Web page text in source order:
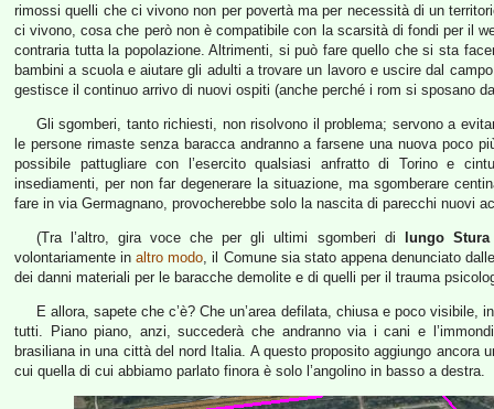
rimossi quelli che ci vivono non per povertà ma per necessità di un
ci vivono, cosa che però non è compatibile con la scarsità di fondi per il
contraria tutta la popolazione. Altrimenti, si può fare quello che si sta
bambini a scuola e aiutare gli adulti a trovare un lavoro e uscire dal
gestisce il continuo arrivo di nuovi ospiti (anche perché i rom si sposano
Gli sgomberi, tanto richiesti, non risolvono il problema; servono a
le persone rimaste senza baracca andranno a farsene una nuova poco
possibile pattugliare con l’esercito qualsiasi anfratto di Torino e
insediamenti, per non far degenerare la situazione, ma sgomberare
fare in via Germagnano, provocherebbe solo la nascita di parecchi nuovi
(Tra l’altro, gira voce che per gli ultimi sgomberi di
lungo
volontariamente inaltro modo, il Comune sia stato appena denunciato
dei danni materiali per le baracche demolite e di quelli per il trauma
E allora, sapete che c’è? Che un’area defilata, chiusa e poco
tutti. Piano piano, anzi, succederà che andranno via i cani e
brasiliana in una città del nord Italia. A questo proposito aggiungo ancora
cui quella di cui abbiamo parlato finora è solo l’angolino in basso a destra.